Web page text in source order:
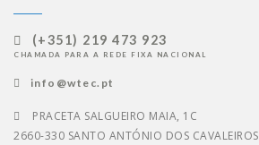
(+351) 219 473 923
CHAMADA PARA A REDE FIXA NACIONAL
info@wtec.pt
PRACETA SALGUEIRO MAIA, 1C
2660-330 SANTO ANTÓNIO DOS CAVALEIROS